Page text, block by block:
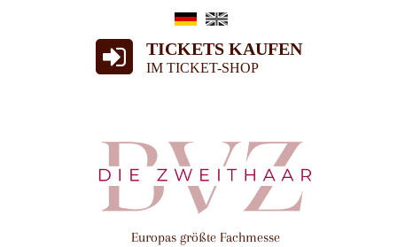
TICKETS KAUFEN
IM TICKET-SHOP
Europas größte Fachmesse